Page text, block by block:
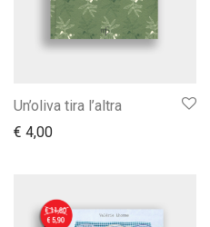
Un’oliva tira l’altra
€ 4,00